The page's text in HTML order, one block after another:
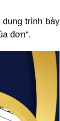
trình bày
đơn”.